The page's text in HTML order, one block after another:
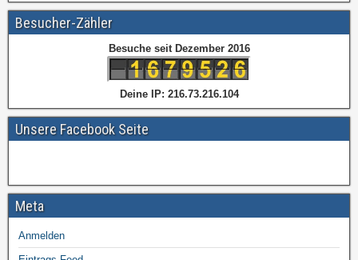
Besucher-Zähler
Besuche seit Dezember 2016
Deine IP: 216.73.216.104
Unsere Facebook Seite
Meta
Anmelden